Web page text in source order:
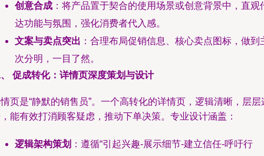
创意合成 ：将产品置于契合的使用场景或创意背景中，直观
达功能与氛围，强化消费者代入感。
文案与卖点突出 ：合理布局促销信息、核心卖点图标，做到
次分明，一目了然。
促成转化：详情页深度策划与设计
页是“静默的销售员”。一个高转化的详情页，逻辑清晰，层层
能有效打消顾客疑虑，推动下单决策。专业设计涵盖：
逻辑架构策划 ：遵循“引起兴趣-展示细节-建立信任-呼吁行